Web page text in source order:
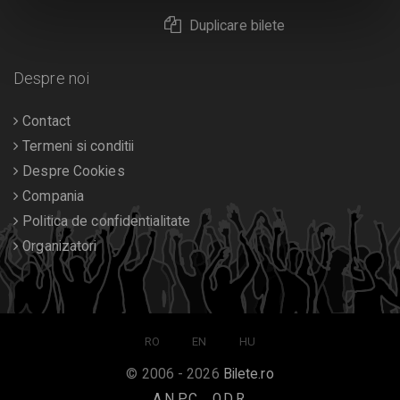
Duplicare bilete
Despre noi
Contact
Termeni si conditii
Despre Cookies
Compania
Politica de confidentialitate
Organizatori
RO EN HU
© 2006 - 2026 Bilete.ro